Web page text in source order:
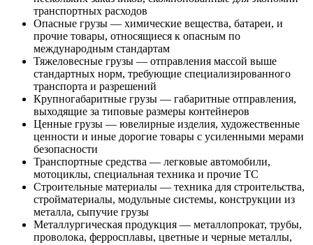
транспортных расходов
Опасные грузы — химические вещества, батареи, и
прочие товары, относящиеся к опасным по
международным стандартам
Тяжеловесные грузы — отправления массой выше
стандартных норм, требующие специализированного
транспорта и разрешений
Крупногабаритные грузы — габаритные отправления,
выходящие за типовые размеры контейнеров
Ценные грузы — ювелирные изделия, художественные
ценности и иные дорогие товары с усиленными мерами
безопасности
Транспортные средства — легковые автомобили,
мотоциклы, специальная техника и прочие ТС
Строительные материалы — техника для строительства,
стройматериалы, модульные системы, конструкции из
металла, сыпучие грузы
Металлургическая продукция — металлопрокат, трубы,
проволока, ферросплавы, цветные и черные металлы,